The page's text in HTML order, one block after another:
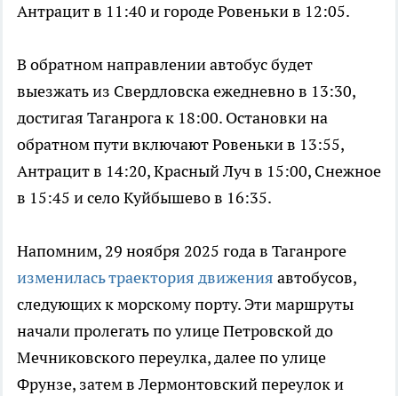
Антрацит в 11:40 и городе Ровеньки в 12:05.
В обратном направлении автобус будет
выезжать из Свердловска ежедневно в 13:30,
достигая Таганрога к 18:00. Остановки на
обратном пути включают Ровеньки в 13:55,
Антрацит в 14:20, Красный Луч в 15:00, Снежное
в 15:45 и село Куйбышево в 16:35.
Напомним, 29 ноября 2025 года в Таганроге
изменилась траектория движения автобусов,
следующих к морскому порту. Эти маршруты
начали пролегать по улице Петровской до
Мечниковского переулка, далее по улице
Фрунзе, затем в Лермонтовский переулок и